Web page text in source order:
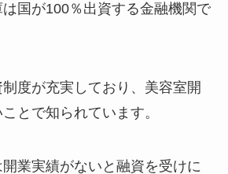
国が100％出資する金融機関で
度が充実しており、美容室開
とで知られています。
業実績がないと融資を受けに